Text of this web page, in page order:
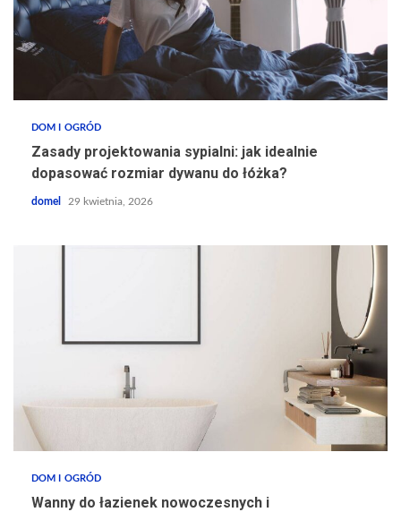
DOM I OGRÓD
Zasady projektowania sypialni: jak idealnie
dopasować rozmiar dywanu do łóżka?
domel 29 kwietnia, 2026
DOM I OGRÓD
Wanny do łazienek nowoczesnych i